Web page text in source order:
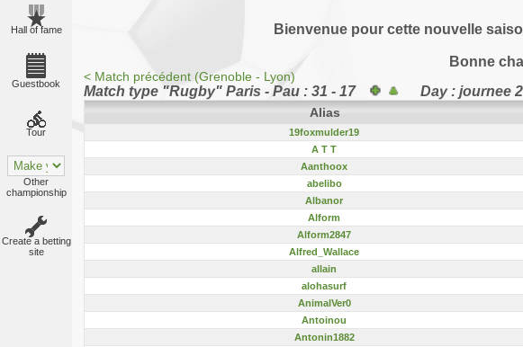
Hall of fame
Guestbook
Tour
Other
championship
Create a betting
site
Bienvenue pour cette nouvelle
Bonne
< Match précédent (Grenoble - Lyon)
Match type "Rugby" Paris - Pau : 31 - 17 Day : journee
Alias
19foxmulder19
A T T
Aanthoox
abelibo
Albanor
Alform
Alform2847
Alfred_Wallace
allain
alohasurf
AnimalVer0
Antoinou
Antonin1882